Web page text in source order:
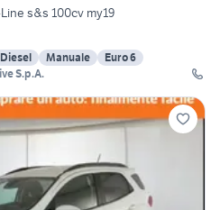
s&s 100cv my19
Diesel Manuale
Euro 6
S.p.A.